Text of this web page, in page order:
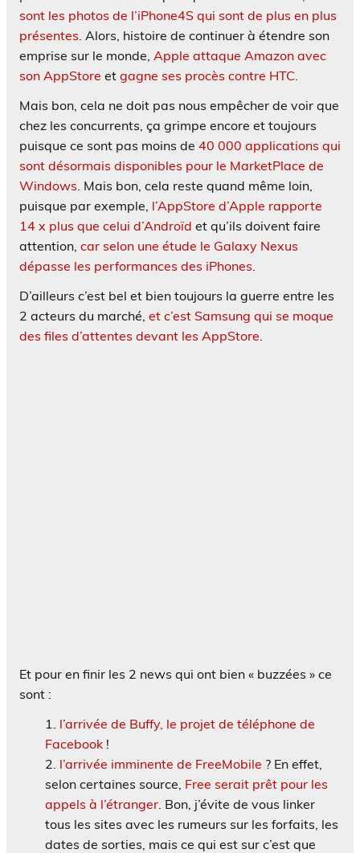
sont les photos de l’iPhone4S qui sont de plus en plus
présentes . Alors, histoire de continuer à étendre son
emprise sur le monde, Apple attaque Amazon avec
son AppStore et gagne ses procès contre HTC
Mais bon, cela ne doit pas nous empêcher de voir que
chez les concurrents, ça grimpe encore et toujours
puisque ce sont pas moins de 40 000 applications qui
sont désormais disponibles pour le MarketPlace de
Windows . Mais bon, cela reste quand même loin,
puisque par exemple, l’AppStore d’Apple rapporte
14 x plus que celui d’Androïd et qu’ils doivent faire
attention, car selon une étude le Galaxy Nexus
dépasse les performances des iPhones
D’ailleurs c’est bel et bien toujours la guerre entre les
2 acteurs du marché, et c’est Samsung qui se moque
des files d’attentes devant les AppStore
Et pour en finir les 2 news qui ont bien « buzzées » ce
sont :
l’arrivée de Buffy, le projet de téléphone de
Facebook !
l’arrivée imminente de FreeMobile ? En effet,
selon certaines source, Free serait prêt pour les
appels à l’étranger . Bon, j’évite de vous linker
tous les sites avec les rumeurs sur les forfaits, les
dates de sorties, mais ce qui est sur c’est que